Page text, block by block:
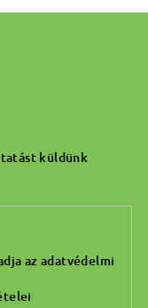
küldünk
az adatvédelmi